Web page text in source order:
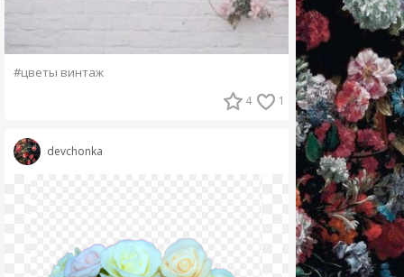
#цветы винтаж
4 1
devchonka